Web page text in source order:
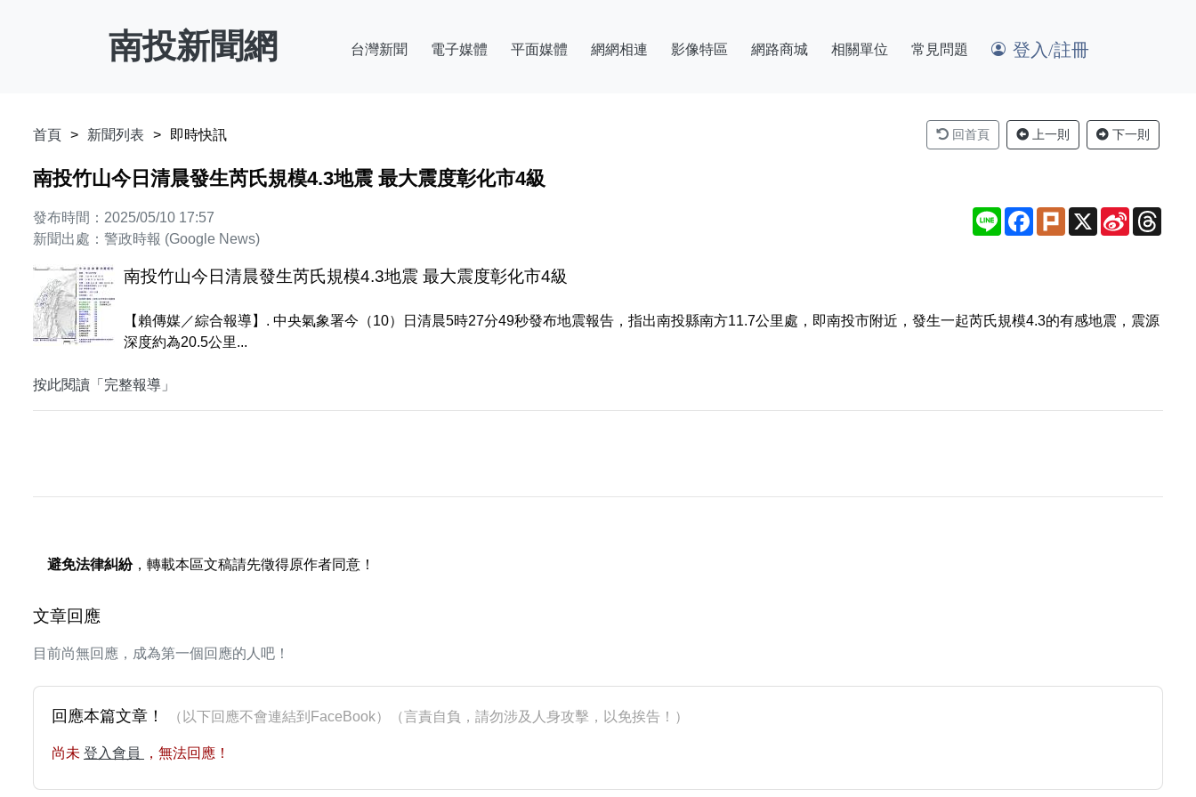
南投新聞網 台灣新聞 電子媒體 平面媒體 網網相連 影像特區 網路商城 相關單位 常見問題 登入/註冊
首頁 新聞列表 即時快訊 回首頁 上一則 下一則
南投竹山今日清晨發生芮氏規模4.3地震 最大震度彰化市4級
發布時間：2025/05/10 17:57
新聞出處：警政時報 (Google News)
Line Facebook
Plurk X
Sina
Weibo
南投竹山今日清晨發生芮氏規模4.3地震 最大震度彰化市4級
【賴傳媒／綜合報導】. 中央氣象署今（10）日清晨5時27分49秒發布地震報告，指出南投縣南方11.7公里處，即南投市附近，發生一起芮氏規模4.3的有感地震，震源
深度約為20.5公里...
按此閱讀「完整報導」
避免法律糾紛，轉載本區文稿請先徵得原作者同意！
文章回應
目前尚無回應，成為第一個回應的人吧！
回應本篇文章！ （以下回應不會連結到FaceBook）（言責自負，請勿涉及人身攻擊，以免挨告！）
尚未 登入會員 ，無法回應！